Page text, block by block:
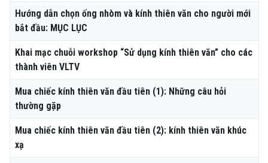
Hướng dẫn chọn ống nhòm và kính thiên văn cho người mới
bắt đầu: MỤC LỤC
Khai mạc chuỗi workshop “Sử dụng kính thiên văn” cho các
thành viên VLTV
Mua chiếc kính thiên văn đầu tiên (1): Những câu hỏi
thường gặp
Mua chiếc kính thiên văn đầu tiên (2): kính thiên văn khúc
xạ